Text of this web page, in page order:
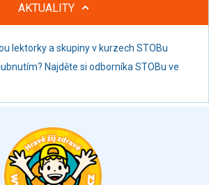
výrobky
AKTUALITY
lektorky a skupiny v kurzech STOBu
Najděte si odborníka STOBu ve